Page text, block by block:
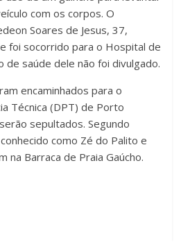
com os corpos. O
Soares de Jesus, 37,
foi socorrido para o Hospital de
de saúde dele não foi divulgado.
encaminhados para o
Técnica (DPT) de Porto
sepultados. Segundo
como Zé do Palito e
na Barraca de Praia Gaúcho.